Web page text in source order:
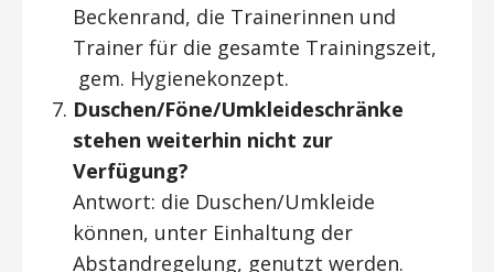
Beckenrand, die Trainerinnen und
Trainer für die gesamte Trainingszeit,
gem. Hygienekonzept.
Duschen/Föne/Umkleideschränke
stehen weiterhin nicht zur
Verfügung?
Antwort: die Duschen/Umkleide
können, unter Einhaltung der
Abstandregelung, genutzt werden.